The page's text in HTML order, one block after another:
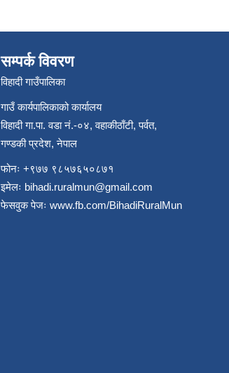
सम्पर्क विवरण
विहादी गाउँपालिका
गाउँ कार्यपालिकाको कार्यालय
विहादी गा.पा. वडा नं.-०४, वहाकीठाँटी, पर्वत,
गण्डकी प्रदेश, नेपाल
फोनः +९७७ ९८५७६५०८७१
इमेलः bihadi.ruralmun@gmail.com
फेसवुक पेजः www.fb.com/BihadiRuralMun